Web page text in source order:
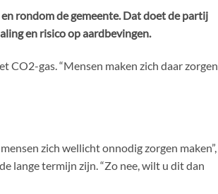
rondom de gemeente. Dat doet de partij
en risico op aardbevingen.
CO2-gas. “Mensen maken zich daar zorgen
zich wellicht onnodig zorgen maken”,
lange termijn zijn. “Zo nee, wilt u dit dan